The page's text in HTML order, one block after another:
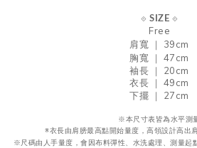
⟐ SIZE ⟐
Free
肩寬 ｜ 39cm
胸寬 ｜ 47cm
袖長 ｜ 20cm
衣長 ｜ 49cm
下擺 ｜ 27cm
※本尺寸表皆為水平測
※衣長由肩 膀最高點開始量度，高領設計高出
※尺碼由人手量度，會因布料彈性、水洗處理、測量起